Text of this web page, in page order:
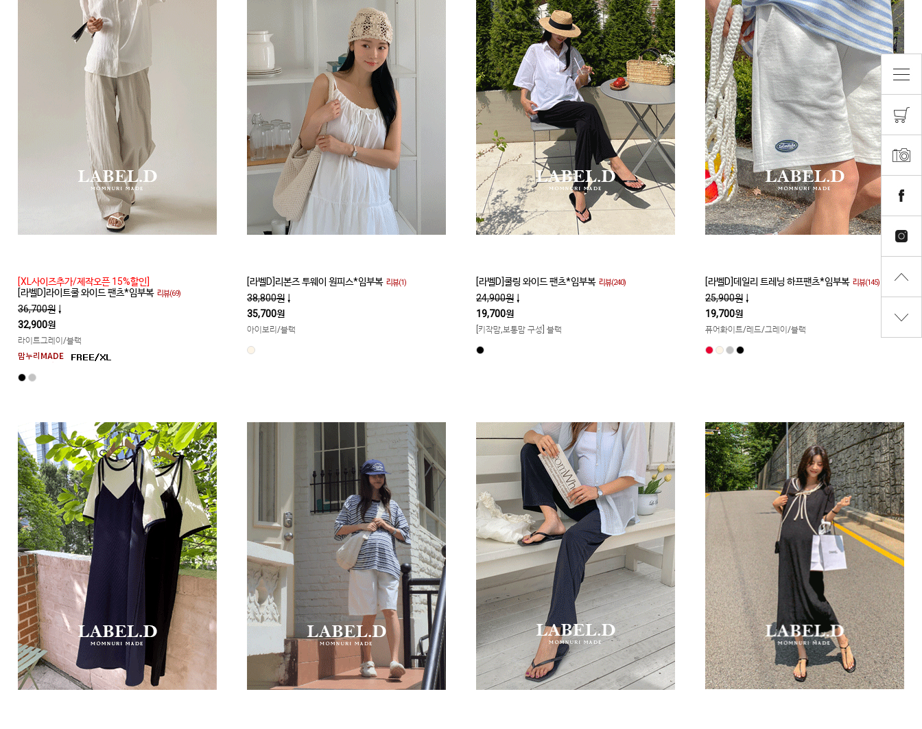
[XL사이즈추가/제작오픈 15%할인]
[라벨D]라이트쿨 와이드 팬츠*임부복 리뷰(69)
36,700원 ↓
32,900원
라이트그레이/블랙
[라벨D]리본즈 투웨이 원피스*임부복 리뷰(1)
38,800원 ↓
35,700원
아이보리/블랙
[라벨D]쿨링 와이드 팬츠*임부복 리뷰(240)
24,900원 ↓
19,700원
[키작맘,보통맘 구성] 블랙
[라벨D]데일리 트레닝 하프팬츠*임부복 리뷰(145)
25,900원 ↓
19,700원
퓨어화이트/레드/그레이/블랙